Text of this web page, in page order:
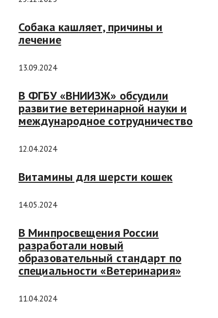
Собака кашляет, причины и
лечение
13.09.2024
В ФГБУ «ВНИИЗЖ» обсудили
развитие ветеринарной науки и
международное сотрудничество
12.04.2024
Витамины для шерсти кошек
14.05.2024
В Минпросвещения России
разработали новый
образовательный стандарт по
специальности «Ветеринария»
11.04.2024